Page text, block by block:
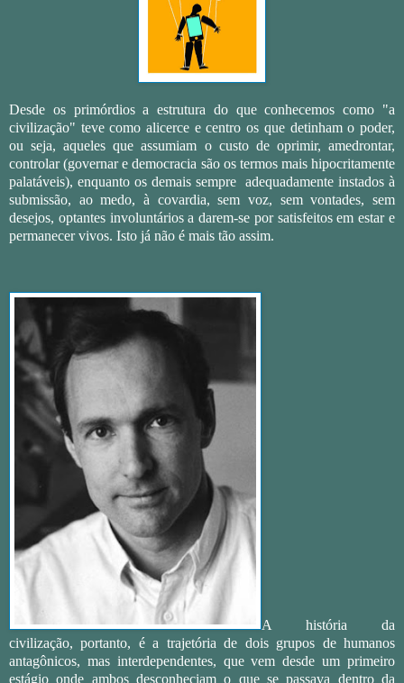
Desde os primórdios a estrutura do que conhecemos como "a
civilização" teve como alicerce e centro os que detinham o poder,
ou seja, aqueles que assumiam o custo de oprimir, amedrontar,
controlar (governar e democracia são os termos mais hipocritamente
palatáveis), enquanto os demais sempre adequadamente instados à
submissão, ao medo, à covardia, sem voz, sem vontades, sem
desejos, optantes involuntários a darem-se por satisfeitos em estar e
permanecer vivos. Isto já não é mais tão assim.
A história da
civilização, portanto, é a trajetória de dois grupos de humanos
antagônicos, mas interdependentes, que vem desde um primeiro
estágio onde ambos desconheciam o que se passava dentro da